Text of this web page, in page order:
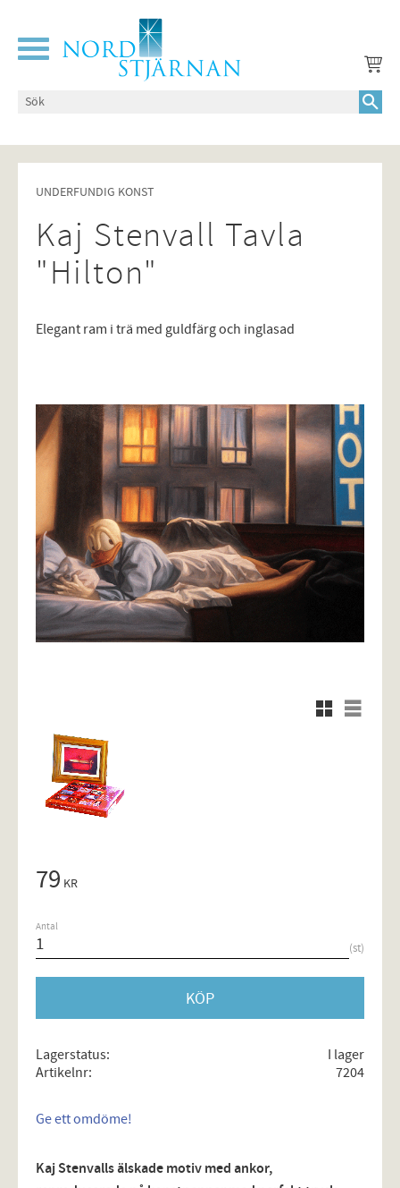
Meny
UNDERFUNDIG KONST
Kaj Stenvall Tavla
"Hilton"
Elegant ram i trä med guldfärg och inglasad
Rutnätsvy
Listvy
79 KR
Antal
st
KÖP
Lagerstatus
I lager
Artikelnr
7204
Ge ett omdöme!
Kaj Stenvalls älskade motiv med ankor,